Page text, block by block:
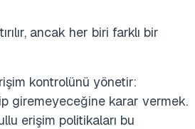
ancak her biri farklı bir
kontrolünü yönetir:
giremeyeceğine karar vermek.
erişim politikaları bu